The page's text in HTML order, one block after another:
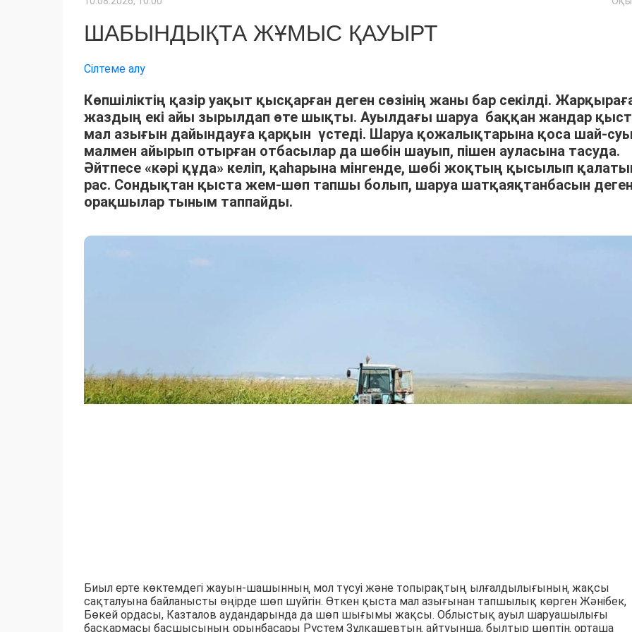
ШАБЫНДЫҚТА ЖҰМЫС ҚАУЫРТ
Сілтеме алу
Көпшіліктің қазір уақыт қысқарған деген сөзінің жаны бар секілді.
жаздың екі айы зырылдап өте шықты. Ауылдағы шаруа баққан жандар
мал азығын дайындауға қарқын үстеді. Шаруа қожалықтарына қоса шай-
малмен айырып отырған отбасылар да шөбін шауып, пішен ауласына тасуда.
Әйтпесе «кәрі құда» келіп, қаһарына мінгенде, шөбі жоқтың қысылып
рас. Сондықтан қыста жем-шөп тапшы болып, шаруа шатқаяқтанбасын деген
орақшылар тыным таппайды.
Биыл ерте көктемдегі жауын-шашынның мол түсуі және топырақтың ылғалдылығының жақсы
сақталуына байланысты өңірде шөп шүйгін. Өткен қыста мал азығынан тапшылық көрген Жәнібек,
Бөкей ордасы, Казталов аудандарында да шөп шығымы жақсы. Облыстық ауыл шаруашылығы
басқармасы басшысының орынбасары Рүстем Зұлқашевтың айтуынша, былтыр шөптің орташа